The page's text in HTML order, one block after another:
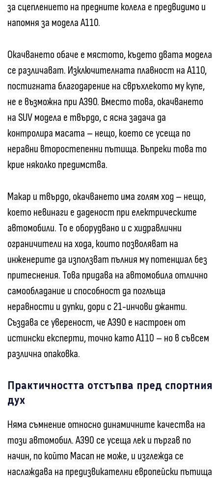
за сцеплението на предните колела е предвидимо и
напомня за модела A110.
Окачването обаче е мястото, където двата модела
се различават. Изключителната плавност на A110,
постигната благодарение на свръхлекото му купе,
не е възможна при A390. Вместо това, окачването
на SUV модела е твърдо, с ясна задача да
контролира масата – нещо, което се усеща по
неравни второстепенни пътища. Въпреки това то
крие няколко предимства.
Макар и твърдо, окачването има голям ход – нещо,
което невинаги е даденост при електрическите
автомобили. То е оборудвано и с хидравлични
ограничители на хода, които позволяват на
инженерите да използват пълния му потенциал без
притеснения. Това придава на автомобила отлично
самообладание и способност да поглъща
неравности и дупки, дори с 21-инчови джанти.
Създава се увереност, че A390 е настроен от
истински експерти, точно като A110 – но в съвсем
различна опаковка.
Практичността отстъпва пред спортния
дух
Няма съмнение относно динамичните качества на
този автомобил. A390 се усеща лек и пъргав по
начин, по който Macan не може, и изглежда се
наслаждава на предизвикателни европейски пътища